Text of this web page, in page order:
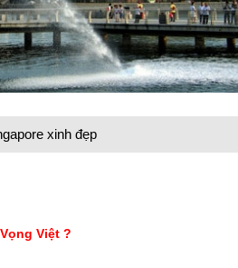
xinh đẹp
Việt ?